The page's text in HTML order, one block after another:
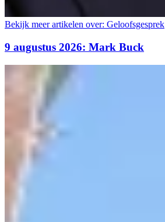
Bekijk meer artikelen over: Geloofsgesprek
9 augustus 2026: Mark Buck